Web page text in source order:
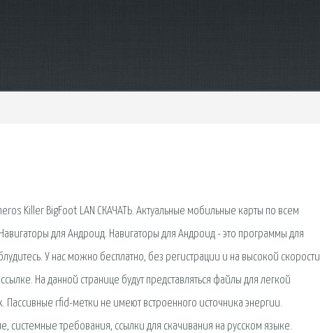
Killer BigFoot LAN СКАЧАТЬ. Актуальные мобильные карты по всем
для Андроид. Навигаторы для Андроид - это программы для
У нас можно бесплатно, без регистрации и на высокой скорости
На данной странице будут представляться файлы для легкой
rfid-метки не имеют встроенного источника энергии.
системные требования, ссылки для скачивания на русском языке.